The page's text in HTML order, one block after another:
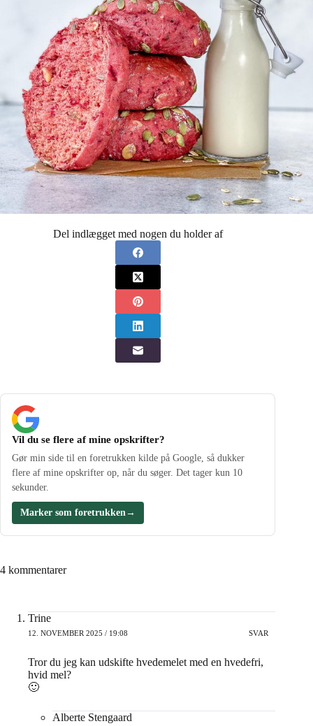
Del indlægget med nogen du holder af
Vil du se flere af mine opskrifter?
Gør min side til en foretrukken kilde på Google, så dukker
flere af mine opskrifter op, når du søger. Det tager kun 10
sekunder.
Marker som foretrukken →
4 kommentarer
Trine
12. NOVEMBER 2025 / 19:08 SVAR
Tror du jeg kan udskifte hvedemelet med en hvedefri,
hvid mel?
🙂
Alberte Stengaard